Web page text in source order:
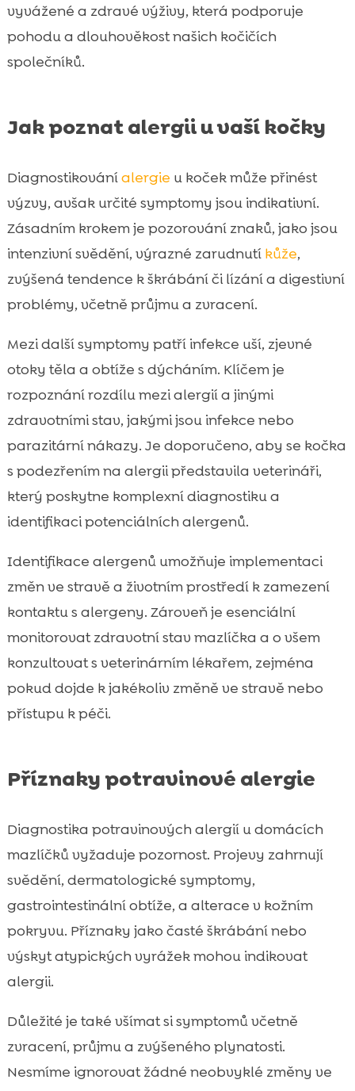
vyvážené a zdravé výživy, která podporuje
pohodu a dlouhověkost našich kočičích
společníků.
Jak poznat alergii u vaší kočky
Diagnostikováníalergie u koček může přinést
výzvy, avšak určité symptomy jsou indikativní.
Zásadním krokem je pozorování znaků, jako jsou
intenzivní svědění, výrazné zarudnutí kůže,
zvýšená tendence k škrábání či lízání a digestivní
problémy, včetně průjmu a zvracení.
Mezi další symptomy patří infekce uší, zjevné
otoky těla a obtíže s dýcháním. Klíčem je
rozpoznání rozdílu mezi alergií a jinými
zdravotními stav, jakými jsou infekce nebo
parazitární nákazy. Je doporučeno, aby se kočka
s podezřením na alergii představila veterináři,
který poskytne komplexní diagnostiku a
identifikaci potenciálních alergenů.
Identifikace alergenů umožňuje implementaci
změn ve stravě a životním prostředí k zamezení
kontaktu s alergeny. Zároveň je esenciální
monitorovat zdravotní stav mazlíčka a o všem
konzultovat s veterinárním lékařem, zejména
pokud dojde k jakékoliv změně ve stravě nebo
přístupu k péči.
Příznaky potravinové alergie
Diagnostika potravinových alergií u domácích
mazlíčků vyžaduje pozornost. Projevy zahrnují
svědění, dermatologické symptomy,
gastrointestinální obtíže, a alterace v kožním
pokryvu. Příznaky jako časté škrábání nebo
výskyt atypických vyrážek mohou indikovat
alergii.
Důležité je také všímat si symptomů včetně
zvracení, průjmu a zvýšeného plynatosti.
Nesmíme ignorovat žádné neobvyklé změny ve